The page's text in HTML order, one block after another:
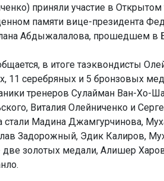
приняли участие в Открытом
памяти вице-президента
Абдыжалалова, прошедшем в
в итоге таэквондисты
11 серебряных и 5 бронзовых
тренеров Сулайман Ван-Хо-
Виталия Олейниченко и
стали Мадина Джамгурчинова,
Задорожный, Эдик Калиров,
две золотых медали, Алишер